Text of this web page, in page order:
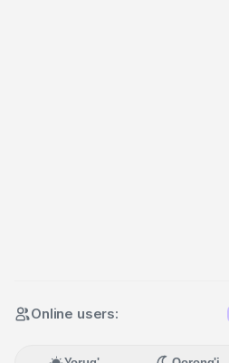
Online users: